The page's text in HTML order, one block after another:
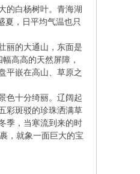
的白杨树叶。青海湖
夏，日平均气温也只
丽的大通山，东面是
高高的天然屏障，
平嵌在高山、草原之
色十分绮丽。辽阔起
彩斑驳的珍珠洒满草
季，当寒流到来的时
，就象一面巨大的宝